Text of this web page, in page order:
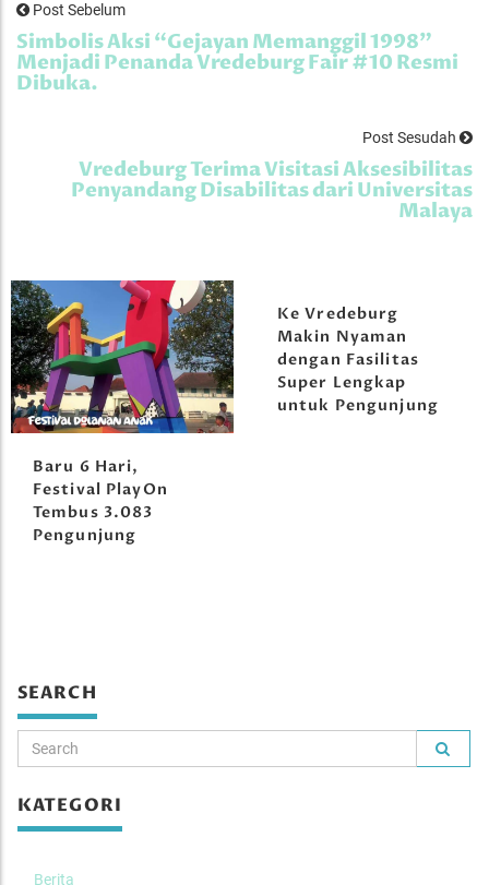
Post Sebelum
Simbolis Aksi “Gejayan Memanggil 1998”
Menjadi Penanda Vredeburg Fair #10 Resmi
Dibuka.
Post Sesudah
Vredeburg Terima Visitasi Aksesibilitas
Penyandang Disabilitas dari Universitas
Malaya
Baru 6 Hari,
Festival PlayOn
Tembus 3.083
Pengunjung
Ke Vredeburg
Makin Nyaman
dengan Fasilitas
Super Lengkap
untuk Pengunjung
SEARCH
KATEGORI
Berita